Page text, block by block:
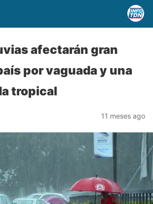
afectarán gran
por vaguada y una
tropical
11 meses ago